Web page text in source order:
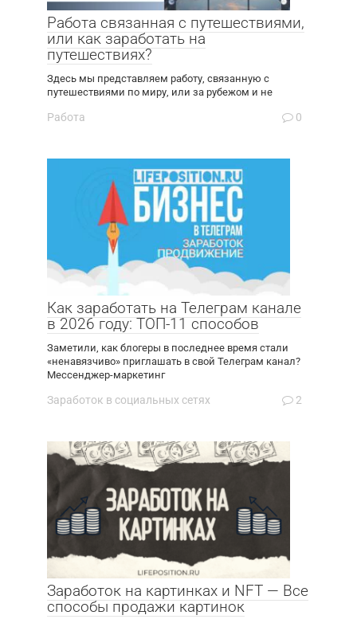
Работа связанная с путешествиями,
или как заработать на
путешествиях?
Здесь мы представляем работу, связанную с
путешествиями по миру, или за рубежом и не
Работа 0
Как заработать на Телеграм канале
в 2026 году: ТОП-11 способов
Заметили, как блогеры в последнее время стали
«ненавязчиво» приглашать в свой Телеграм канал?
Мессенджер-маркетинг
Заработок в социальных сетях 2
Заработок на картинках и NFT — Все
способы продажи картинок